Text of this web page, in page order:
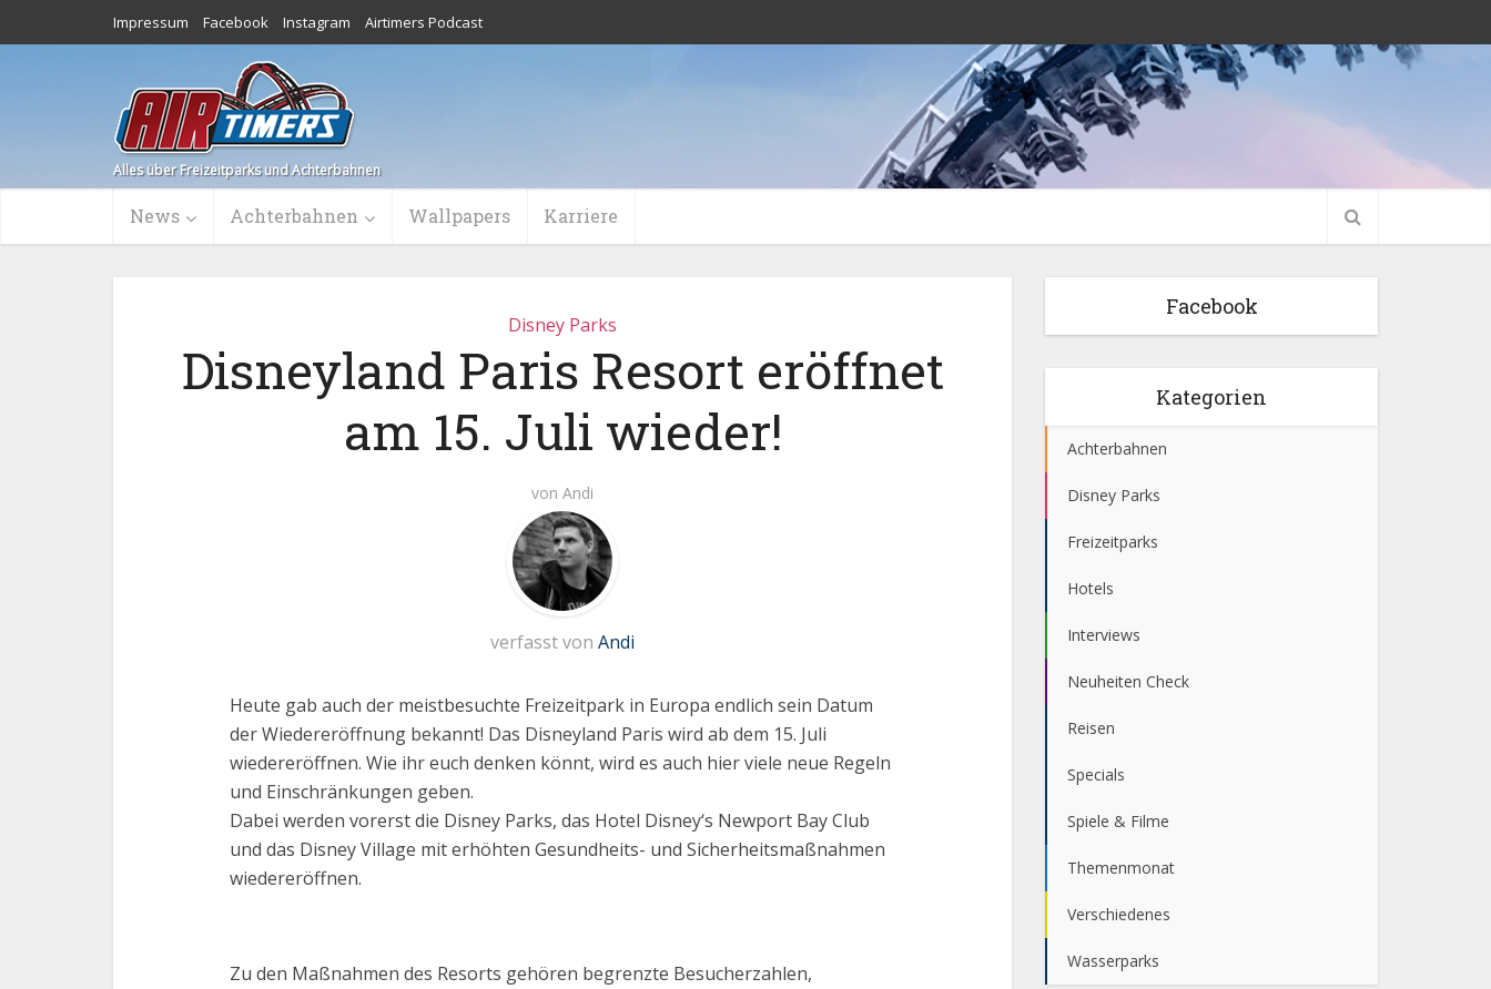
Impressum Facebook Instagram Airtimers Podcast
Alles über Freizeitparks und Achterbahnen
News Achterbahnen Wallpapers Karriere
Disney Parks
Disneyland Paris Resort eröffnet
am 15. Juli wieder!
von Andi
verfasst von Andi
Heute gab auch der meistbesuchte Freizeitpark in Europa endlich sein Datum
der Wiedereröffnung bekannt! Das Disneyland Paris wird ab dem 15. Juli
wiedereröffnen. Wie ihr euch denken könnt, wird es auch hier viele neue Regeln
und Einschränkungen geben.
Dabei werden vorerst die Disney Parks, das Hotel Disney‘s Newport Bay Club
und das Disney Village mit erhöhten Gesundheits- und Sicherheitsmaßnahmen
wiedereröffnen.
Zu den Maßnahmen des Resorts gehören begrenzte Besucherzahlen,
Facebook
Kategorien
Achterbahnen
Disney Parks
Freizeitparks
Hotels
Interviews
Neuheiten Check
Reisen
Specials
Spiele & Filme
Themenmonat
Verschiedenes
Wasserparks